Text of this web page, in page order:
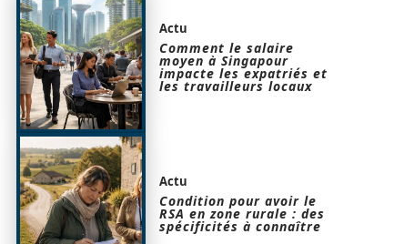
Actu
Comment le salaire
moyen à Singapour
impacte les expatriés et
les travailleurs locaux
Actu
Condition pour avoir le
RSA en zone rurale : des
spécificités à connaître